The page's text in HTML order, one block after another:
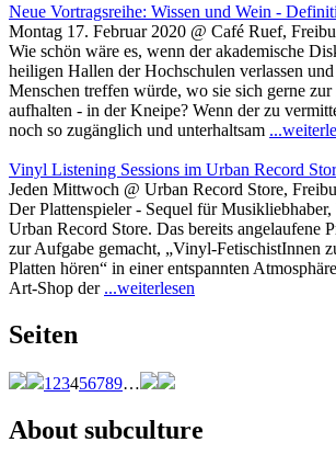
Neue Vortragsreihe: Wissen und Wein -
Montag 17. Februar 2020 @ Café Ruef,
Wie schön wäre es, wenn der akademische
heiligen Hallen der Hochschulen verlassen
Menschen treffen würde, wo sie sich gerne zur
aufhalten - in der Kneipe? Wenn der zu
noch so zugänglich und unterhaltsam
Vinyl Listening Sessions im Urban Record
Jeden Mittwoch @ Urban Record Store,
Der Plattenspieler - Sequel für
Urban Record Store. Das bereits angelaufene
zur Aufgabe gemacht, „Vinyl-FetischistInnen
Platten hören“ in einer entspannten
Art-Shop der ...weiterlesen
Seiten
1 23456789…
About subculture